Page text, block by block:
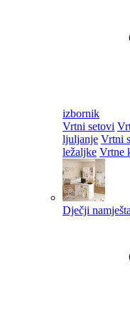
izbornik
Vrtni setovi
ljuljanje Vrtni
ležaljke Vrtne
Dječji